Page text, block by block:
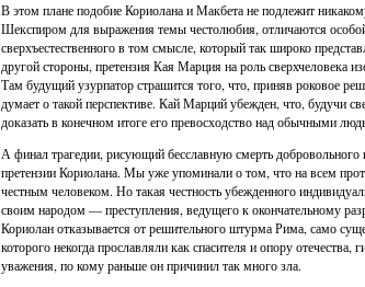
В этом плане подобие Кориолана и Макбета не подлежит
Шекспиром для выражения темы честолюбия, отличаются
сверхъестественного в том смысле, который так широко
другой стороны, претензия Кая Марция на роль сверхчеловека
Там будущий узурпатор страшится того, что, приняв роковое
думает о такой перспективе. Кай Марций убежден, что, будучи
доказать в конечном итоге его превосходство над обычными
А финал трагедии, рисующий бесславную смерть
претензии Кориолана. Мы уже упоминали о том, что на всем
честным человеком. Но такая честность убежденного
своим народом — преступления, ведущего к окончательному
Кориолан отказывается от решительного штурма Рима, само
которого некогда прославляли как спасителя и опору
уважения, по кому раньше он причинил так много зла.